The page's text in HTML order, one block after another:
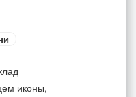
иконы,